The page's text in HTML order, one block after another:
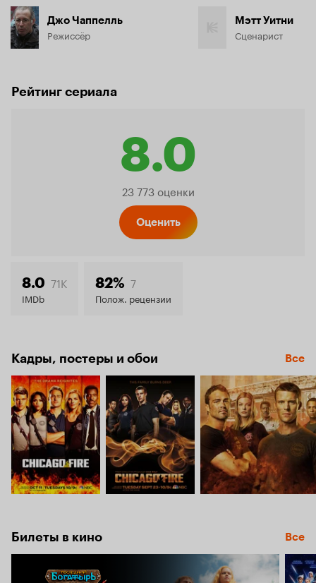
Джо Чаппелль
Режиссёр
Мэтт Уитни
Сценарист
Рейтинг сериала
8.0
Рейтинг
8.0
23 773 оценки
Оценить
8.0 71K
IMDb
82% 7
Полож. рецензии
Кадры, постеры и обои Все
Билеты в кино Все